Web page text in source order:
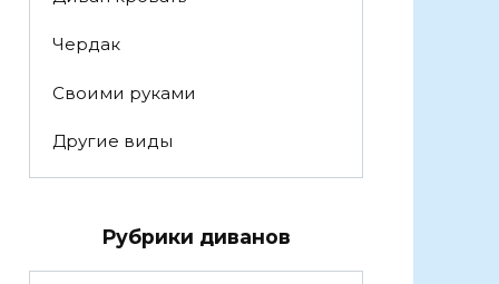
Чердак
Своими руками
Другие виды
Рубрики диванов